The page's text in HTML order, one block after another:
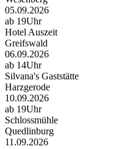
05.09.2026
ab 19Uhr
Hotel Auszeit
Greifswald
06.09.2026
ab 14Uhr
Silvana's Gaststätte
Harzgerode
10.09.2026
ab 19Uhr
Schlossmühle
Quedlinburg
11.09.2026